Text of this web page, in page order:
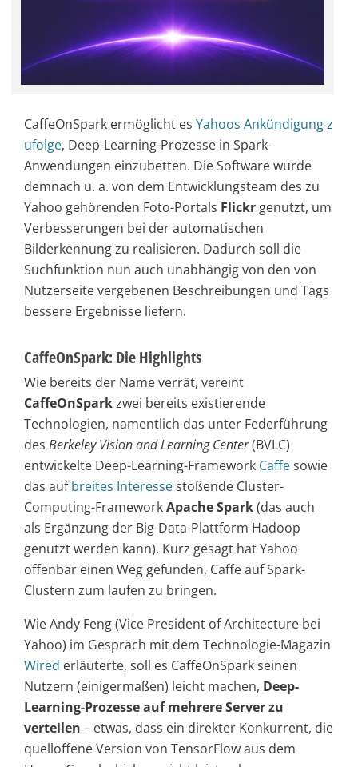
CaffeOnSpark ermöglicht es Yahoos Ankündigung z
ufolge, Deep-Learning-Prozesse in Spark-
Anwendungen einzubetten. Die Software wurde
demnach u. a. von dem Entwicklungsteam des zu
Yahoo gehörenden Foto-Portals Flickr genutzt, um
Verbesserungen bei der automatischen
Bilderkennung zu realisieren. Dadurch soll die
Suchfunktion nun auch unabhängig von den von
Nutzerseite vergebenen Beschreibungen und Tags
bessere Ergebnisse liefern.
CaffeOnSpark: Die Highlights
Wie bereits der Name verrät, vereint
CaffeOnSparkzwei bereits existierende
Technologien, namentlich das unter Federführung
des Berkeley Vision and Learning Center(BVLC)
entwickelte Deep-Learning-Framework Caffesowie
das aufbreites Interessestoßende Cluster-
Computing-FrameworkApache Spark(das auch
als Ergänzung der Big-Data-Plattform Hadoop
genutzt werden kann). Kurz gesagt hat Yahoo
offenbar einen Weg gefunden, Caffe auf Spark-
Clustern zum laufen zu bringen.
Wie Andy Feng (Vice President of Architecture bei
Yahoo) im Gespräch mit dem Technologie-Magazin
Wired erläuterte, soll es CaffeOnSpark seinen
Nutzern (einigermaßen) leicht machen, Deep-
Learning-Prozesse auf mehrere Server zu
verteilen – etwas, dass ein direkter Konkurrent, die
quelloffene Version von TensorFlow aus dem